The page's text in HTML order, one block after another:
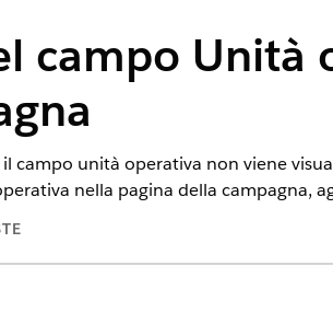
campo Unità
campo unità operativa non viene
nella pagina della campagna,